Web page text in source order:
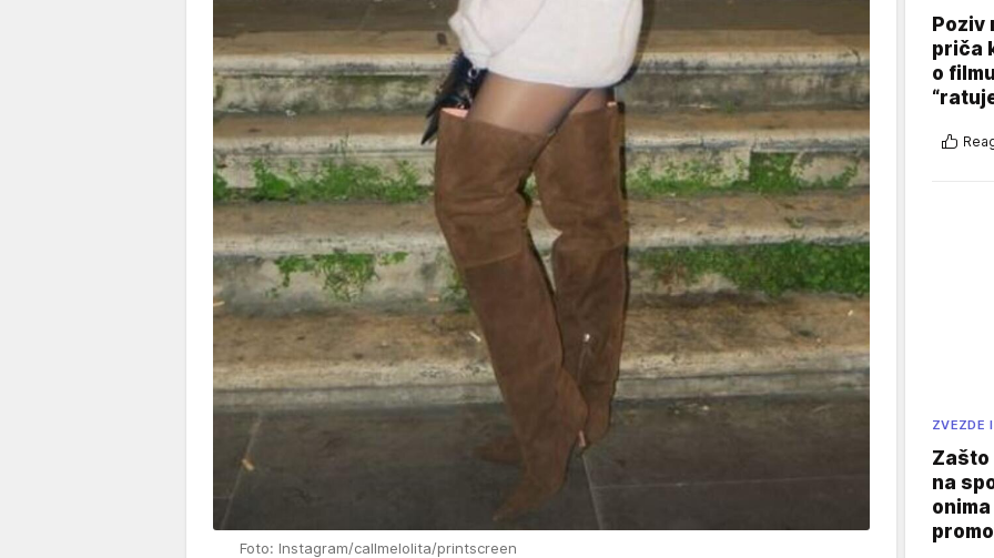
Foto: Instagram/callmelolita/printscreen
Poziv
priča
o
ZVEZDE
Zašto
na